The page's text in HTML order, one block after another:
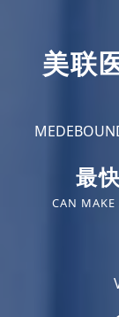
美联
最
CAN MAKE